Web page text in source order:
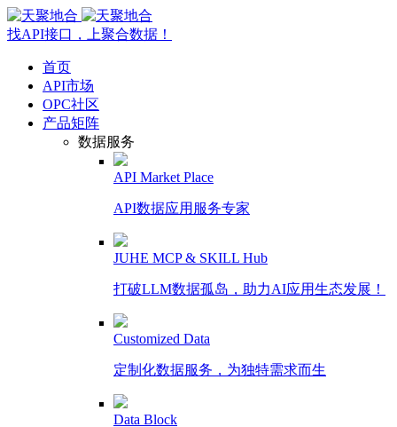
找API接口，上聚合数据！
首页
API市场
OPC社区
产品矩阵
数据服务
API Market Place
API数据应用服务专家
JUHE MCP & SKILL Hub
打破LLM数据孤岛，助力AI应用生态发展！
Customized Data
定制化数据服务，为独特需求而生
Data Block